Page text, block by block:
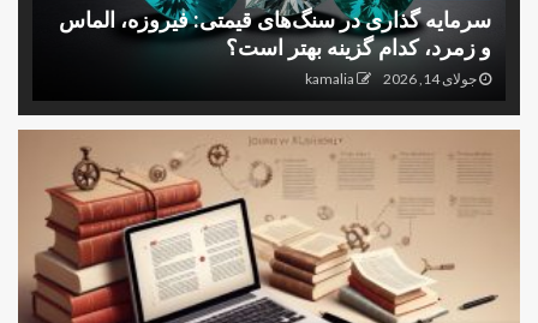
سرمایه گذاری در سنگ‌های قیمتی: فیروزه، الماس
و زمرد، کدام گزینه بهتر است؟
جولای 14, 2026 kamalia